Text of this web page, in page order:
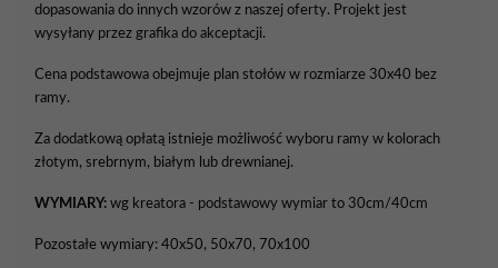
dopasowania do innych wzorów z naszej oferty. Projekt jest
wysyłany przez grafika do akceptacji.
Cena podstawowa obejmuje plan stołów w rozmiarze 30x40 bez
ramy.
Za dodatkową opłatą istnieje możliwość wyboru ramy w kolorach
złotym, srebrnym, białym lub drewnianej.
WYMIARY: wg kreatora - podstawowy wymiar to 30cm/40cm
Pozostałe wymiary: 40x50, 50x70, 70x100